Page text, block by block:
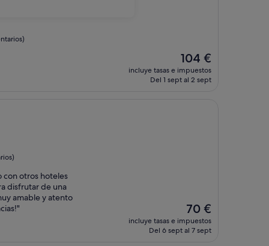
El
precio
actual
104 €
incluye tasas e impuestos
Del 1 sept al 2 sept
con otros hoteles
disfrutar de una
amable y atento
El
precio
actual
70 €
incluye tasas e impuestos
Del 6 sept al 7 sept